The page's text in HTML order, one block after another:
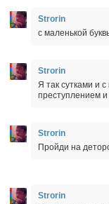
Strorin
с маленькой
Strorin
Я так сутками и
преступлением
Strorin
Пройди на
Strorin